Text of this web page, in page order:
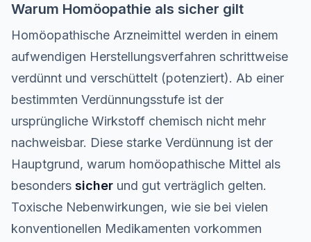
Warum Homöopathie als sicher gilt
Homöopathische Arzneimittel werden in einem
aufwendigen Herstellungsverfahren schrittweise
verdünnt und verschüttelt (potenziert). Ab einer
bestimmten Verdünnungsstufe ist der
ursprüngliche Wirkstoff chemisch nicht mehr
nachweisbar. Diese starke Verdünnung ist der
Hauptgrund, warum homöopathische Mittel als
besonders sicher und gut verträglich gelten.
Toxische Nebenwirkungen, wie sie bei vielen
konventionellen Medikamenten vorkommen